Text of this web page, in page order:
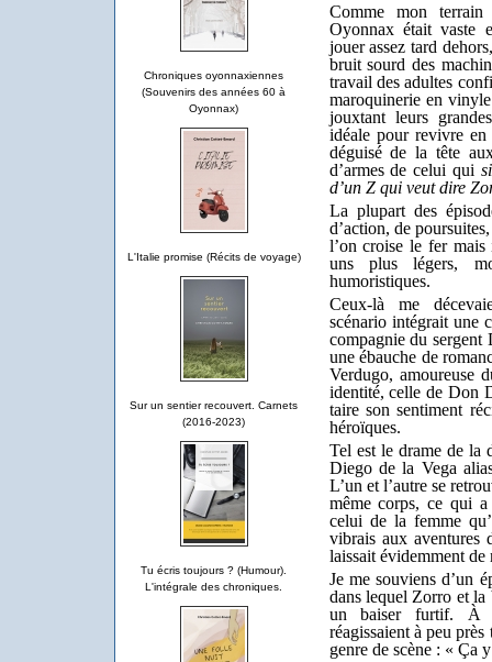
Chroniques oyonnaxiennes
(Souvenirs des années 60 à
Oyonnax)
L'Italie promise (Récits de voyage)
Sur un sentier recouvert. Carnets
(2016-2023)
Tu écris toujours ? (Humour).
L'intégrale des chroniques.
Comme mon
Oyonnax était vaste
jouer assez tard
bruit sourd des
travail des adultes
maroquinerie en
jouxtant leurs
idéale pour revivre en
déguisé de la tête
d’armes de celui qui
d’un Z qui veut dire
La plupart des
d’action, de
l’on croise le fer
uns plus légers,
humoristiques.
Ceux-là me
scénario intégrait une
compagnie du
une ébauche de
Verdugo, amoureuse
identité, celle de Don
taire son sentiment
héroïques.
Tel est le drame de la
Diego de la Vega
L’un et l’autre se
même corps, ce qui
celui de la femme
vibrais aux aventures
laissait évidemment de
Je me souviens d’un
dans lequel Zorro et la
un baiser furtif. À
réagissaient à peu
genre de scène : « Ça